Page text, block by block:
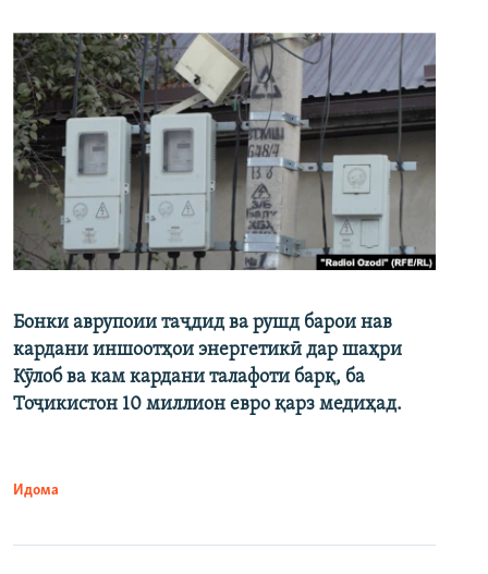
Бонки аврупоии таҷдид ва рушд барои нав
кардани иншоотҳои энергетикӣ дар шаҳри
Кӯлоб ва кам кардани талафоти барқ, ба
Тоҷикистон 10 миллион евро қарз медиҳад.
Идома